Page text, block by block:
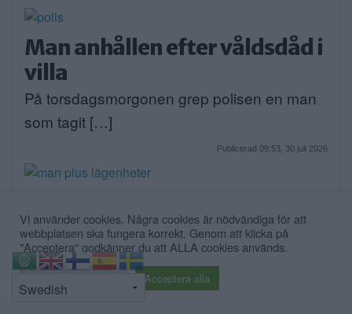
Man anhållen efter våldsdåd i
villa
På torsdagsmorgonen grep polisen en man
som tagit […]
Publicerad 09:53, 30 juli 2026
inte ett argument för mer
betong
Replik på Debatt: Alla pratar om bostadsbrist
Vi använder cookies. Några cookies är nödvändiga för att
webbplatsen ska fungera korrekt. Genom att klicka på
"Acceptera" godkänner du att ALLA cookies används.
Acceptera alla